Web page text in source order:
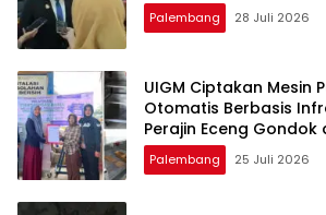
Palembang 28 Juli 2026
UIGM Ciptakan Mesin
Otomatis Berbasis
Perajin Eceng Gondok
Palembang 25 Juli 2026